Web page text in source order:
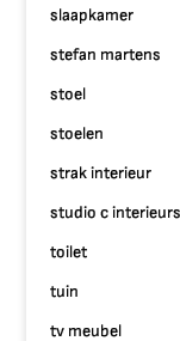
slaapkamer
stefan martens
stoel
stoelen
strak interieur
studio c interieurs
toilet
tuin
tv meubel